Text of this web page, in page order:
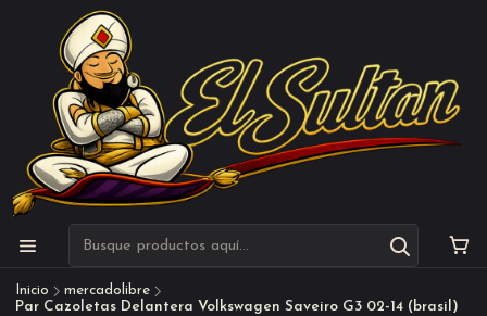
Inicio
mercadolibre
Par Cazoletas Delantera Volkswagen Saveiro G3 02-14 (brasil)